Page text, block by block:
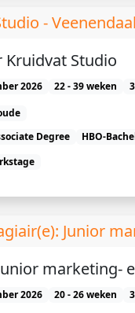
- Veenendaal
Kruidvat Studio
2026 22 - 39 weken
Degree
HBO-
Junior
marketing-
2026 20 - 26 weken